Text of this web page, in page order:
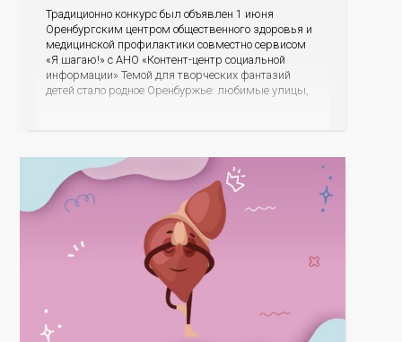
Традиционно конкурс был объявлен 1 июня
Оренбургским центром общественного здоровья и
медицинской профилактики совместно сервисом
«Я шагаю!» с АНО «Контент-центр социальной
информации» Темой для творческих фантазий
детей стало родное Оренбуржье: любимые улицы,